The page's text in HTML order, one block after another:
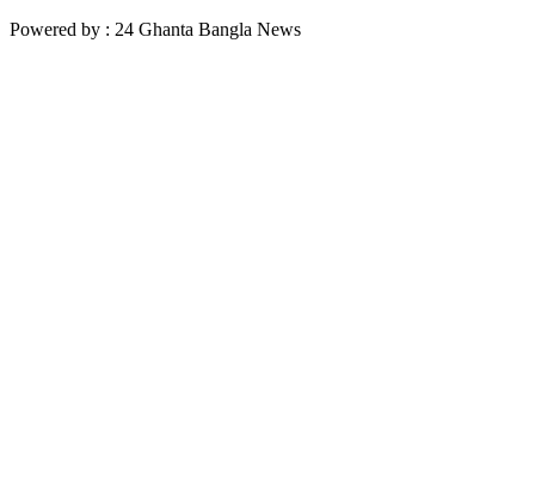
Powered by : 24 Ghanta Bangla News